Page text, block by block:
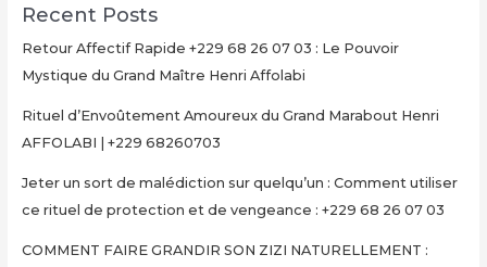
Recent Posts
Retour Affectif Rapide +229 68 26 07 03 : Le Pouvoir
Mystique du Grand Maître Henri Affolabi
Rituel d’Envoûtement Amoureux du Grand Marabout Henri
AFFOLABI | +229 68260703
Jeter un sort de malédiction sur quelqu’un : Comment utiliser
ce rituel de protection et de vengeance : +229 68 26 07 03
COMMENT FAIRE GRANDIR SON ZIZI NATURELLEMENT :